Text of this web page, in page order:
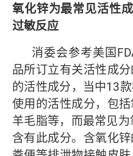
氧化锌为最常见活性
过敏反应
消委会参考美国
品所订立有关活性成
的活性成分，当中13
使用的活性成分，包括
羊毛脂等，而最常见
含有此成分。含氧化